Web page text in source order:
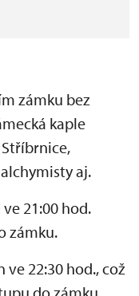
zámku bez
kaple
aj.
21:00 hod.
zámku.
22:30 hod., což